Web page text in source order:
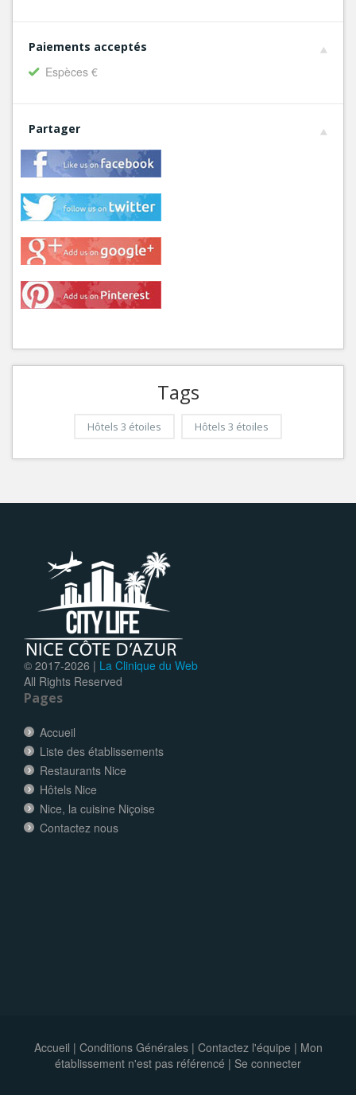
Paiements acceptés
Espèces €
Partager
Tags
Hôtels 3 étoiles Hôtels 3 étoiles
© 2017-2026 | La Clinique du Web
All Rights Reserved
Pages
Accueil
Liste des établissements
Restaurants Nice
Hôtels Nice
Nice, la cuisine Niçoise
Contactez nous
Accueil | Conditions Générales| Contactez l'équipe | Mon
établissement n'est pas référencé | Se connecter